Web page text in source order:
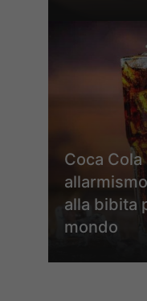
Coca
alla bibita
mondo